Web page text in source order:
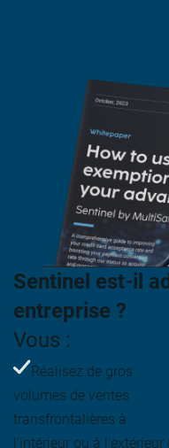
Sentinel est-il
entreprise ?
Vous :
Réalisez de gros
volumes de ventes
transfrontalières à
l'intérieur ou à l'extérieur